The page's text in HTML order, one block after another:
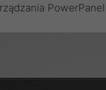
PowerPanel